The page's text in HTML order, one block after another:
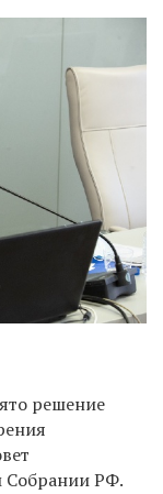
решение
Собрании РФ.